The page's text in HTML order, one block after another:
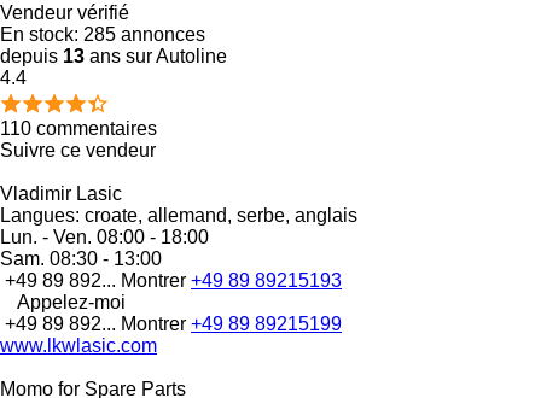
Vendeur vérifié
En stock: 285 annonces
depuis 13 ans sur Autoline
4.4
110 commentaires
Suivre ce vendeur
Vladimir Lasic
Langues: croate, allemand, serbe, anglais
Lun. - Ven. 08:00 - 18:00
Sam. 08:30 - 13:00
+49 89 892... Montrer +49 89 89215193
Appelez-moi
+49 89 892... Montrer +49 89 89215199
www.lkwlasic.com
Momo for Spare Parts